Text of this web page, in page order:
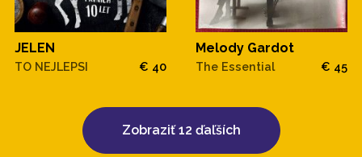
JELEN
TO NEJLEPSI € 40
Melody Gardot
The Essential € 45
Zobraziť 12 ďaľších